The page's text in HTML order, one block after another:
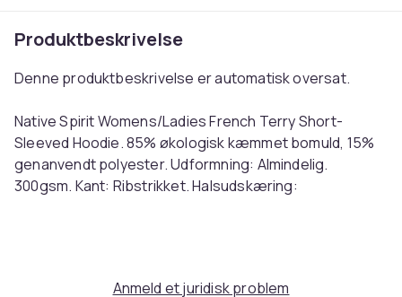
Produktbeskrivelse
Denne produktbeskrivelse er automatisk oversat.
Native Spirit Womens/Ladies French Terry Short-
Sleeved Hoodie. 85% økologisk kæmmet bomuld, 15%
genanvendt polyester. Udformning: Almindelig.
300gsm. Kant: Ribstrikket. Halsudskæring:
Anmeld et juridisk problem